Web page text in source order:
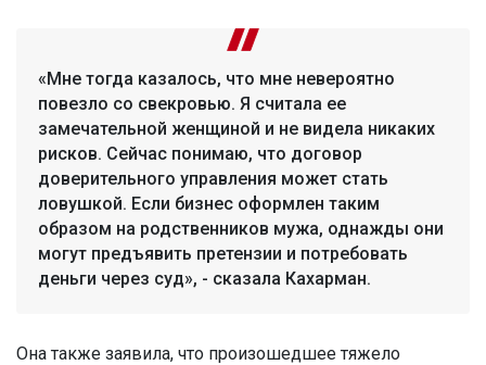
«Мне тогда казалось, что мне невероятно
повезло со свекровью. Я считала ее
замечательной женщиной и не видела никаких
рисков. Сейчас понимаю, что договор
доверительного управления может стать
ловушкой. Если бизнес оформлен таким
образом на родственников мужа, однажды они
могут предъявить претензии и потребовать
деньги через суд», - сказала Кахарман.
Она также заявила, что произошедшее тяжело